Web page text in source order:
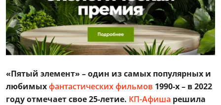
«Пятый элемент» – один из самых популярных и
любимыхфантастических фильмов 1990-х – в 2022
году отмечает свое 25-летие. КП-Афиша решила